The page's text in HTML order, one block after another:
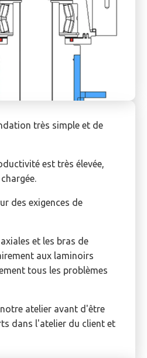
très simple et de
est très élevée,
des exigences de
et les bras de
aux laminoirs
tous les problèmes
atelier avant d'être
dans l'atelier du client et